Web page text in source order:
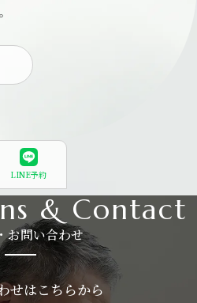
LINE予約
& Contact
お問い合わせ
せはこちらから